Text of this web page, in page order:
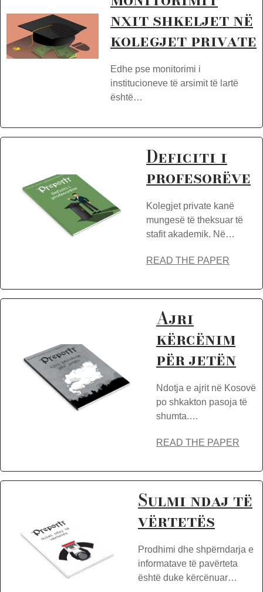
nxit shkeljet në
kolegjet private
Edhe pse monitorimi i
institucioneve të arsimit të lartë
është…
Deficiti i
profesorëve
Kolegjet private kanë
mungesë të theksuar të
stafit akademik. Në…
READ THE PAPER
Ajri
kërcënim
për jetën
Ndotja e ajrit në Kosovë
po shkakton pasoja të
shumta.…
READ THE PAPER
Sulmi ndaj të
vërtetës
Prodhimi dhe shpërndarja e
informatave të pavërteta
është duke kërcënuar…